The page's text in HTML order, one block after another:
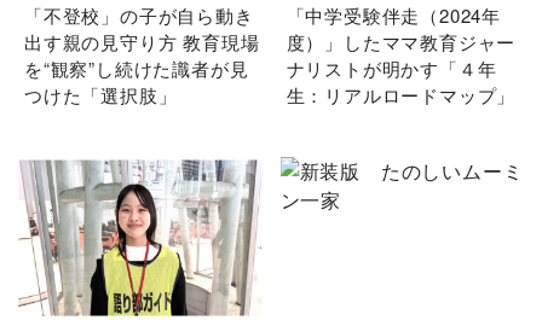
「不登校」の子が自ら動き
出す親の見守り方 教育現場
を“観察”し続けた識者が見
つけた「選択肢」
「中学受験伴走（2024年
度）」したママ教育ジャー
ナリストが明かす「４年
生：リアルロードマップ」